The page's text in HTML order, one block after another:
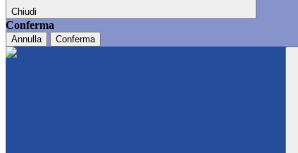
Chiudi
Conferma
Annulla Conferma